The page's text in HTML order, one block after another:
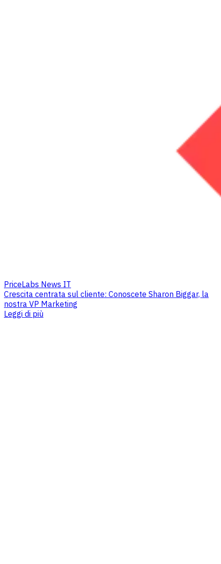
PriceLabs News IT
Crescita centrata sul cliente: Conoscete Sharon Biggar, la
nostra VP Marketing
Leggi di più